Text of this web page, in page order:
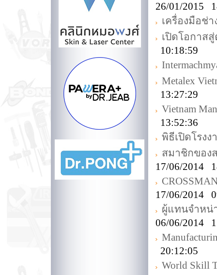
26/01/2015
เครื่องมือช่า
เปิดโอกาส
10:18:59
Metalex
13:27:29
Vietnam
13:52:36
พิธีเปิดโรง
สมาชิกของ
17/06/2014
17/06/2014
ผู้แทนจำหน่
06/06/2014
20:12:05
World Skill